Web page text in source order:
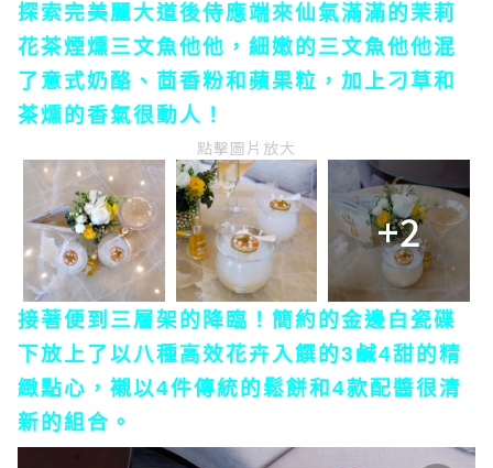
探索完美麗大道後侍應端來仙氣滿滿的茉莉
花茶煙燻三文魚他他，細嫩的三文魚他他混
了意式奶酪、茴香粉和蘋果粒，加上刁草和
茶燻的香氣很動人！
點擊圖片放大
+2
接著便到三層架的降臨！簡約的金邊白瓷碟
下放上了以八種高效花卉入饌的3鹹4甜的精
緻點心，襯以4件傳統的鬆餅和4款配醬很清
新的組合。